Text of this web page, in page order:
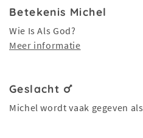
Betekenis Michel
Wie Is Als God?
Meer informatie
Geslacht
Michel wordt vaak gegeven als